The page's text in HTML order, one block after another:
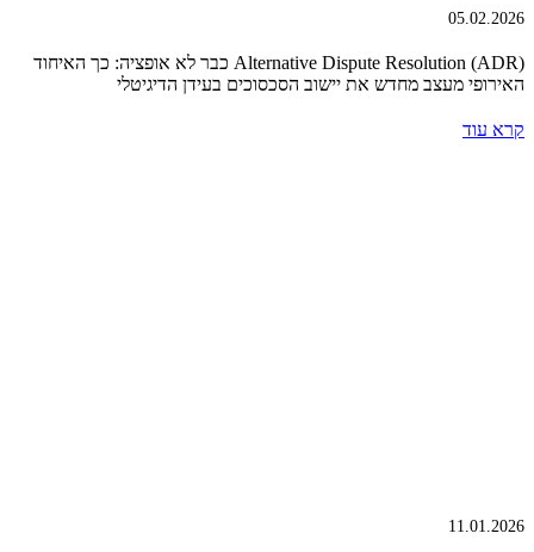
05.02.2026
Alternative Dispute Resolution (ADR) כבר לא אופציה: כך האיחוד
האירופי מעצב מחדש את יישוב הסכסוכים בעידן הדיגיטלי
קרא עוד
11.01.2026